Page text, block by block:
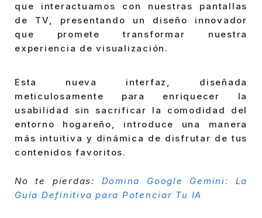
que interactuamos con nuestras pantallas
de TV, presentando un diseño innovador
que promete transformar nuestra
experiencia de visualización.
Esta nueva interfaz, diseñada
meticulosamente para enriquecer la
usabilidad sin sacrificar la comodidad del
entorno hogareño, introduce una manera
más intuitiva y dinámica de disfrutar de tus
contenidos favoritos.
No te pierdas: Domina Google Gemini: La
Guía Definitiva para Potenciar Tu IA